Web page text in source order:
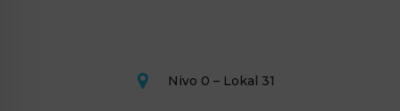
Nivo 0 – Lokal 31